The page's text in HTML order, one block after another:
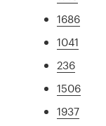
1686
1041
236
1506
1937